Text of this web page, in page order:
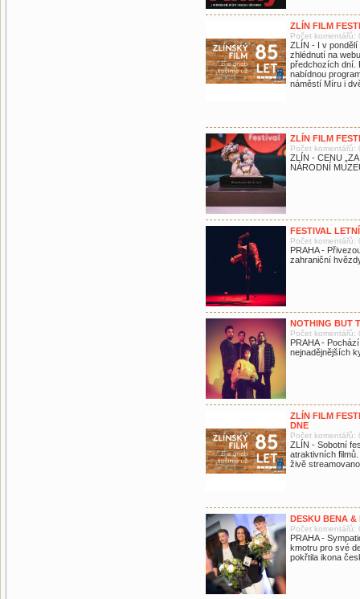
ZLÍN FILM
Počet komentářů:
ZLÍN - I v
zhlédnutí na
předchozích dní.
nabídnou
náměstí Míru i
ZLÍN FILM
Počet komentářů:
ZLÍN - CENU
NÁRODNÍ
FESTIVAL
Počet komentářů:
PRAHA -
zahraniční
NOTHING BUT
Počet komentářů:
PRAHA -
nejnadějnějších
ZLÍN FILM
DNE
Počet komentářů:
ZLÍN - Sobotní
atraktivních
živě
DESKU BENA &
Počet komentářů:
PRAHA -
kmotru pro své
pokřtila ikona